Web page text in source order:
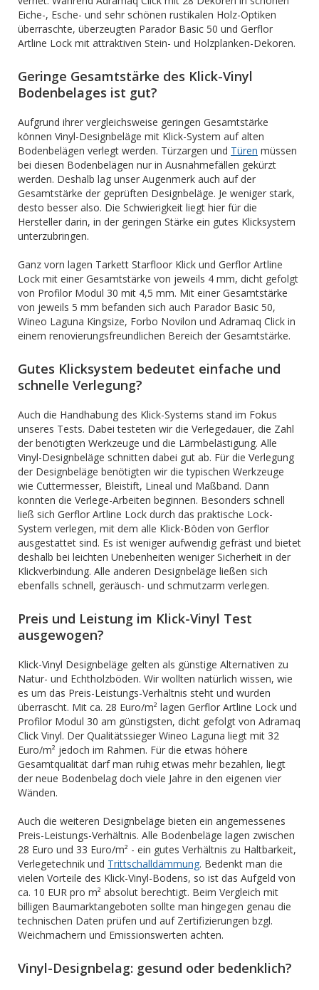
Eiche-, Esche- und sehr schönen rustikalen Holz-Optiken
überraschte, überzeugten Parador Basic 50 und Gerflor
Artline Lock mit attraktiven Stein- und Holzplanken-Dekoren.
Geringe Gesamtstärke des Klick-Vinyl
Bodenbelages ist gut?
Aufgrund ihrer vergleichsweise geringen Gesamtstärke
können Vinyl-Designbeläge mit Klick-System auf alten
Bodenbelägen verlegt werden. Türzargen und Türen müssen
bei diesen Bodenbelägen nur in Ausnahmefällen gekürzt
werden. Deshalb lag unser Augenmerk auch auf der
Gesamtstärke der geprüften Designbeläge. Je weniger stark,
desto besser also. Die Schwierigkeit liegt hier für die
Hersteller darin, in der geringen Stärke ein gutes Klicksystem
unterzubringen.
Ganz vorn lagen Tarkett Starfloor Klick und Gerflor Artline
Lock mit einer Gesamtstärke von jeweils 4 mm, dicht gefolgt
von Profilor Modul 30 mit 4,5 mm. Mit einer Gesamtstärke
von jeweils 5 mm befanden sich auch Parador Basic 50,
Wineo Laguna Kingsize, Forbo Novilon und Adramaq Click in
einem renovierungsfreundlichen Bereich der Gesamtstärke.
Gutes Klicksystem bedeutet einfache und
schnelle Verlegung?
Auch die Handhabung des Klick-Systems stand im Fokus
unseres Tests. Dabei testeten wir die Verlegedauer, die Zahl
der benötigten Werkzeuge und die Lärmbelästigung. Alle
Vinyl-Designbeläge schnitten dabei gut ab. Für die Verlegung
der Designbeläge benötigten wir die typischen Werkzeuge
wie Cuttermesser, Bleistift, Lineal und Maßband. Dann
konnten die Verlege-Arbeiten beginnen. Besonders schnell
ließ sich Gerflor Artline Lock durch das praktische Lock-
System verlegen, mit dem alle Klick-Böden von Gerflor
ausgestattet sind. Es ist weniger aufwendig gefräst und bietet
deshalb bei leichten Unebenheiten weniger Sicherheit in der
Klickverbindung. Alle anderen Designbeläge ließen sich
ebenfalls schnell, geräusch- und schmutzarm verlegen.
Preis und Leistung im Klick-Vinyl Test
ausgewogen?
Klick-Vinyl Designbeläge gelten als günstige Alternativen zu
Natur- und Echtholzböden. Wir wollten natürlich wissen, wie
es um das Preis-Leistungs-Verhältnis steht und wurden
überrascht. Mit ca. 28 Euro/m² lagen Gerflor Artline Lock und
Profilor Modul 30 am günstigsten, dicht gefolgt von Adramaq
Click Vinyl. Der Qualitätssieger Wineo Laguna liegt mit 32
Euro/m² jedoch im Rahmen. Für die etwas höhere
Gesamtqualität darf man ruhig etwas mehr bezahlen, liegt
der neue Bodenbelag doch viele Jahre in den eigenen vier
Wänden.
Auch die weiteren Designbeläge bieten ein angemessenes
Preis-Leistungs-Verhältnis. Alle Bodenbeläge lagen zwischen
28 Euro und 33 Euro/m² - ein gutes Verhältnis zu Haltbarkeit,
Verlegetechnik und Trittschalldämmung. Bedenkt man die
vielen Vorteile des Klick-Vinyl-Bodens, so ist das Aufgeld von
ca. 10 EUR pro m² absolut berechtigt. Beim Vergleich mit
billigen Baumarktangeboten sollte man hingegen genau die
technischen Daten prüfen und auf Zertifizierungen bzgl.
Weichmachern und Emissionswerten achten.
Vinyl-Designbelag: gesund oder bedenklich?